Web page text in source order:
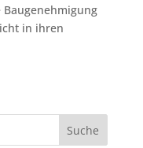
in ihren